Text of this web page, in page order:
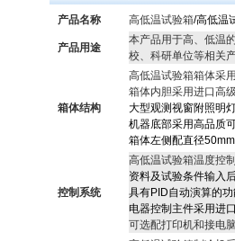
产品名称 高低温试验箱/高低温
产品用途
本产品用于高、低温
校、科研单位等相关
箱体结构
高低温试验箱箱体采
箱体内胆采用进口高
大型观测视窗附照明
机器底部采用高品质
箱体左侧配直径
控制系统
高低温试验箱温度控
资料及试验条件输入
具有PID自动演算的
电器控制主件采用进
可选配打印机和接电